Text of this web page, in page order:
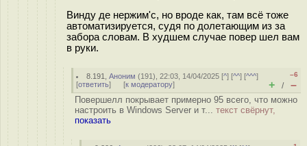
Винду де нержим'с, но вроде как, там всё тоже
автоматизируется, судя по долетающим из за
забора словам. В худшем случае повер шел вам
в руки.
8.191 ,Аноним (191), 22:03, 14/04/2025 [^] [^^] [^^^]
[ответить] [к модератору]
–6
+ / –
Повершелл покрывает примерно 95 всего, что можно
настроить в Windows Server и т... текст свёрнут,
показать